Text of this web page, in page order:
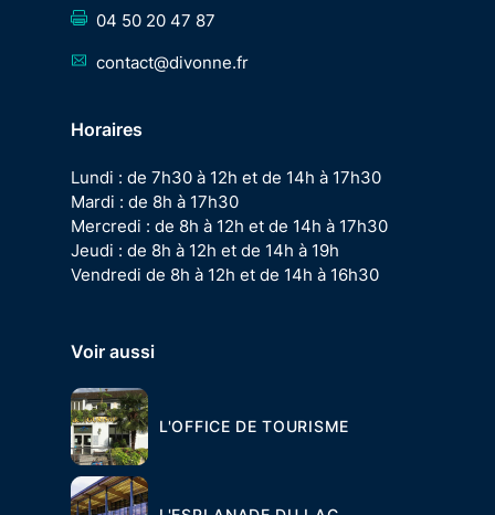
04 50 20 47 87
contact@divonne.fr
Horaires
Lundi : de 7h30 à 12h et de 14h à 17h30
Mardi : de 8h à 17h30
Mercredi : de 8h à 12h et de 14h à 17h30
Jeudi : de 8h à 12h et de 14h à 19h
Vendredi de 8h à 12h et de 14h à 16h30
Voir aussi
L'OFFICE DE TOURISME